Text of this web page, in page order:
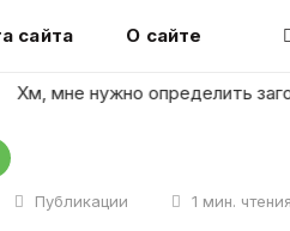
сайта О сайте
нужно определить
Публикации 1 мин. чтения